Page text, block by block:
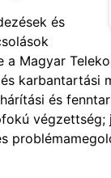
és
a Magyar
karbantartási
és
végzettség;